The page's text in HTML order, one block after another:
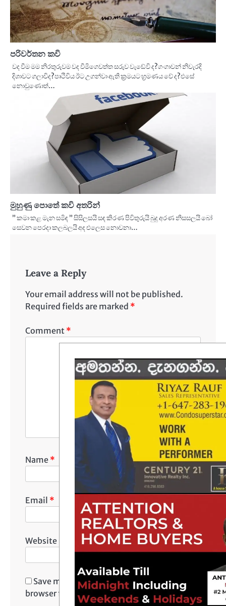
පරිවර්තන කවි
වද වීම මම නිරතුරුවම වද වීමිගෙවත්ත සරුව වැඩේවි ද?ගංගාවන් නිවැරදි
දිශාවට ගලාවිද?පෘථිවිය ඊට උගන්වා ඇති ක්‍රමයට භ්‍රමණය වේ ද?එසේ
නොවුණොත්…
මුහුණු පොතේ කවි අතරින්
” කමා කළ මැන සමිඳ ” සිසිලසයි සඳ කිරණ පිවිතුරුයි බුදු අරණ නිසසලයි බෝ
සෙවන පෙරදා කලබලයි අද එලෙස නොවනා…
Leave a Reply
Your email address will not be published.
Required fields are marked *
Comment *
Name *
Email *
Website
Save my name, email, and website in this
browser for the next time I comment.